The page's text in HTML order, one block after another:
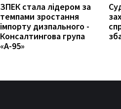
ЗПЕК стала лідером за
темпами зростання
імпорту дизпального -
Консалтингова група
«А-95»